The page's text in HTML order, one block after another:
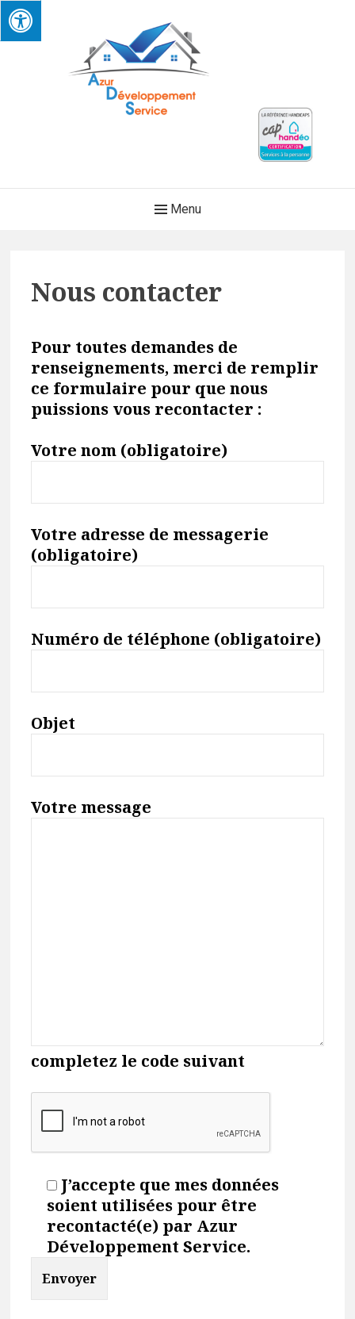
Skip
to
AZUR DEVELOPPEMENT
SERVICE
Menu
Nous contacter
Pour toutes demandes de
renseignements, merci de remplir
ce formulaire pour que nous
puissions vous recontacter :
Votre nom (obligatoire)
Votre adresse de messagerie
(obligatoire)
Numéro de téléphone (obligatoire)
Objet
Votre message
completez le code suivant
J’accepte que mes données
soient utilisées pour être
recontacté(e) par Azur
Développement Service.